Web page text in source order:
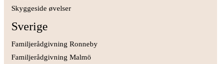
Skyggeside øvelser
Sverige
Familjerådgivning Ronneby
Familjerådgivning Malmö